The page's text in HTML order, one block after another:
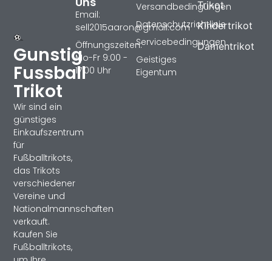
Gunstig
Fussball
Trikot
Wir sind ein
günstiges
Einkaufszentrum
für
Fußballtrikots,
das Trikots
verschiedener
Vereine und
Nationalmannschaften
verkauft.
Kaufen Sie
Fußballtrikots,
Trikot
Kindertrikot
Damentrikot
Versandbedingungen
Datenschutzrichtlinie
Servicebedingungen
Geistiges
Eigentum
Email:
sell2015aaron@gmail.com
Öffnungszeiten:
Mo-Fr 9:00 -
17:00 Uhr